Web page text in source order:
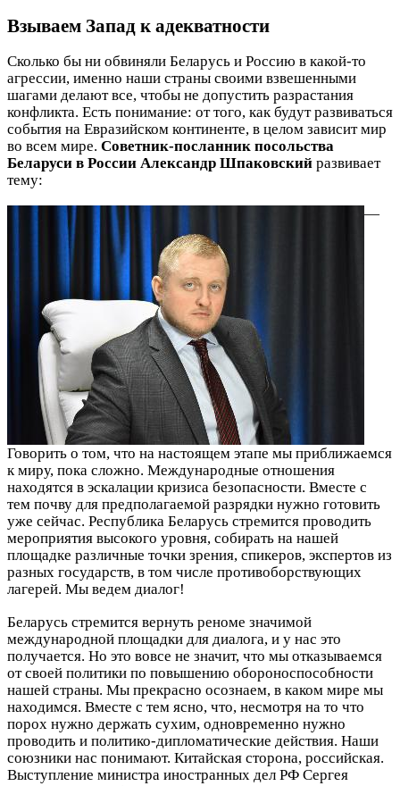
Взываем Запад к адекватности
Сколько бы ни обвиняли Беларусь и Россию в какой‑то
агрессии, именно наши страны своими взвешенными
шагами делают все, чтобы не допустить разрастания
конфликта. Есть понимание: от того, как будут развиваться
события на Евразийском континенте, в целом зависит мир
во всем мире. Советник-посланник посольства
Беларуси в России Александр Шпаковский развивает
тему:
—
Говорить о том, что на настоящем этапе мы приближаемся
к миру, пока сложно. Международные отношения
находятся в эскалации кризиса безопасности. Вместе с
тем почву для предполагаемой разрядки нужно готовить
уже сейчас. Республика Беларусь стремится проводить
мероприятия высокого уровня, собирать на нашей
площадке различные точки зрения, спикеров, экспертов из
разных государств, в том числе противоборствующих
лагерей. Мы ведем диалог!
Беларусь стремится вернуть реноме значимой
международной площадки для диалога, и у нас это
получается. Но это вовсе не значит, что мы отказываемся
от своей политики по повышению обороноспособности
нашей страны. Мы прекрасно осознаем, в каком мире мы
находимся. Вместе с тем ясно, что, несмотря на то что
порох нужно держать сухим, одновременно нужно
проводить и политико‑дипломатические действия. Наши
союзники нас понимают. Китайская сторона, российская.
Выступление министра иностранных дел РФ Сергея